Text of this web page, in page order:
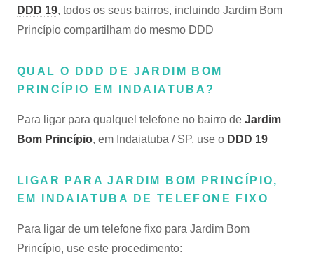
DDD 19, todos os seus bairros, incluindo Jardim Bom
Princípio compartilham do mesmo DDD
QUAL O DDD DE JARDIM BOM
PRINCÍPIO EM INDAIATUBA?
Para ligar para qualquel telefone no bairro de Jardim
Bom Princípio, em Indaiatuba / SP, use o DDD 19
LIGAR PARA JARDIM BOM PRINCÍPIO,
EM INDAIATUBA DE TELEFONE FIXO
Para ligar de um telefone fixo para Jardim Bom
Princípio, use este procedimento: